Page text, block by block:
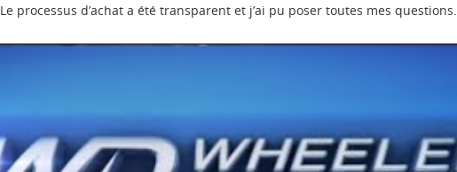
Le processus d’achat a été transparent et j’ai pu poser toutes mes questions.